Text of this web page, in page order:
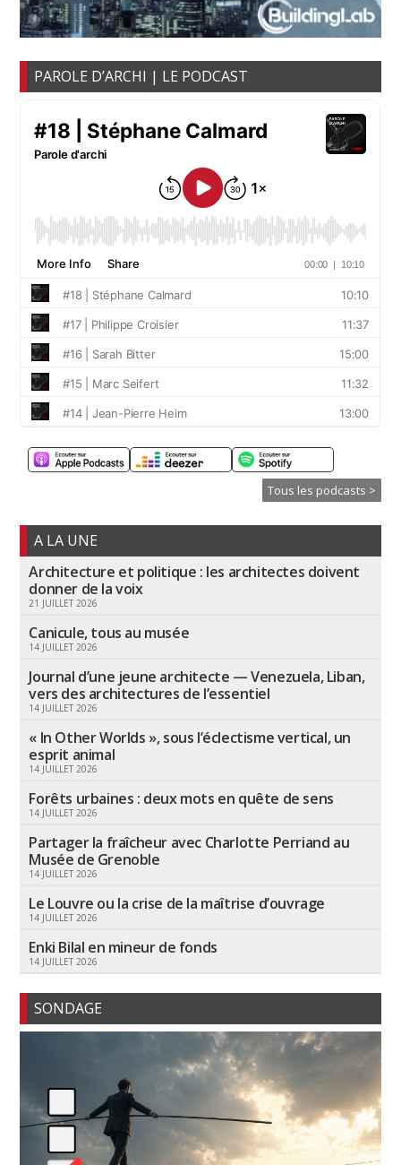
PAROLE D’ARCHI | LE PODCAST
Tous les podcasts >
A LA UNE
Architecture et politique : les architectes doivent
donner de la voix
21 JUILLET 2026
Canicule, tous au musée
14 JUILLET 2026
Journal d’une jeune architecte — Venezuela, Liban,
vers des architectures de l’essentiel
14 JUILLET 2026
« In Other Worlds », sous l’éclectisme vertical, un
esprit animal
14 JUILLET 2026
Forêts urbaines : deux mots en quête de sens
14 JUILLET 2026
Partager la fraîcheur avec Charlotte Perriand au
Musée de Grenoble
14 JUILLET 2026
Le Louvre ou la crise de la maîtrise d’ouvrage
14 JUILLET 2026
Enki Bilal en mineur de fonds
14 JUILLET 2026
SONDAGE